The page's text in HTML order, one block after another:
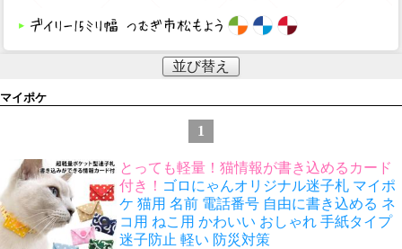
並び替え
マイポケ
1
とっても軽量！猫情報が書き込めるカード
付き！ ゴロにゃんオリジナル迷子札 マイポ
ケ 猫用 名前 電話番号 自由に書き込める ネ
コ用 ねこ用 かわいい おしゃれ 手紙タイプ
迷子防止 軽い 防災対策